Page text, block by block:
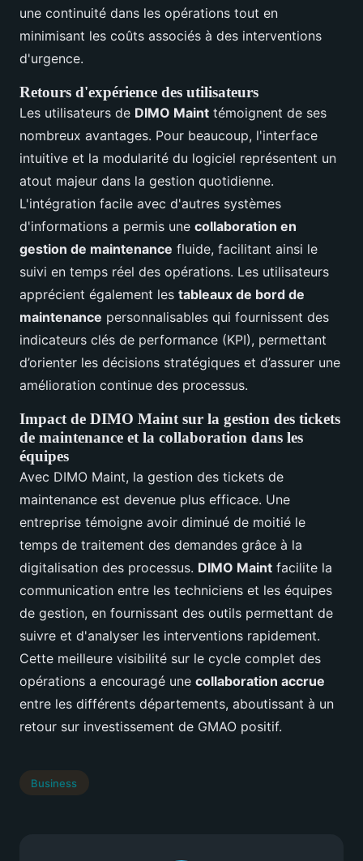
une continuité dans les opérations tout en
minimisant les coûts associés à des interventions
d'urgence.
Retours d'expérience des utilisateurs
Les utilisateurs de DIMO Maint témoignent de ses
nombreux avantages. Pour beaucoup, l'interface
intuitive et la modularité du logiciel représentent un
atout majeur dans la gestion quotidienne.
L'intégration facile avec d'autres systèmes
d'informations a permis une collaboration en
gestion de maintenance fluide, facilitant ainsi le
suivi en temps réel des opérations. Les utilisateurs
apprécient également les tableaux de bord de
maintenance personnalisables qui fournissent des
indicateurs clés de performance (KPI), permettant
d’orienter les décisions stratégiques et d’assurer une
amélioration continue des processus.
Impact de DIMO Maint sur la gestion des tickets
de maintenance et la collaboration dans les
équipes
Avec DIMO Maint, la gestion des tickets de
maintenance est devenue plus efficace. Une
entreprise témoigne avoir diminué de moitié le
temps de traitement des demandes grâce à la
digitalisation des processus. DIMO Maint facilite la
communication entre les techniciens et les équipes
de gestion, en fournissant des outils permettant de
suivre et d'analyser les interventions rapidement.
Cette meilleure visibilité sur le cycle complet des
opérations a encouragé une collaboration accrue
entre les différents départements, aboutissant à un
retour sur investissement de GMAO positif.
Business